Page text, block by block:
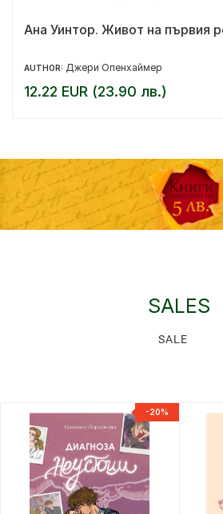
Ана Уинтор. Живот на първия
AUTHOR: Джери Опенхаймер
12.22 EUR (23.90 лв.)
SALES
SALE
-20%